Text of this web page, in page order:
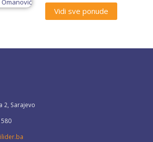
Vidi sve ponude
2, Sarajevo